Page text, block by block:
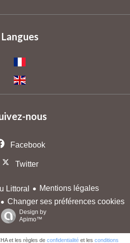
Langues
nous
Facebook
Twitter
Littoral
Mentions légales
Changer ses préférences cookies
Design by
Apimo™
et les règles de confidentialitéet les conditions